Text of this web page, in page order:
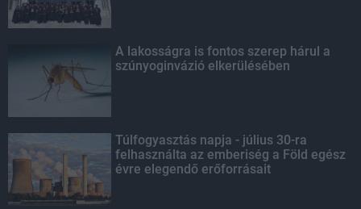
A lakosságra is fontos szerep hárul a
szúnyoginvázió elkerülésében
Túlfogyasztás napja - július 30-ra
felhasználta az emberiség a Föld egész
évre elegendő erőforrásait